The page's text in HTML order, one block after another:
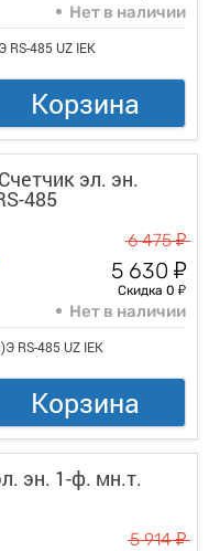
Нет в наличии
RS-485 UZ IEK
Корзина
эл. эн.
485
6 475у
5 630 у
Скидка 0 у
Нет в наличии
RS-485 UZ IEK
Корзина
эн. 1-ф. мн.т.
5 914у